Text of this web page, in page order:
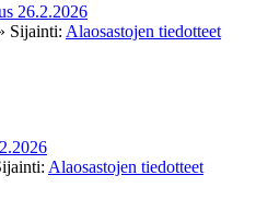
26.2.2026
Sijainti: Alaosastojen tiedotteet
Alaosastojen tiedotteet